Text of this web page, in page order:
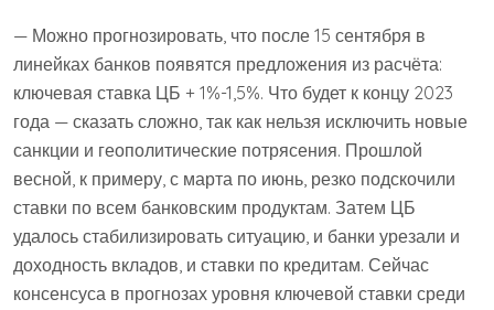
— Можно прогнозировать, что после 15 сентября в
линейках банков появятся предложения из расчёта:
ключевая ставка ЦБ + 1%-1,5%. Что будет к концу 2023
года — сказать сложно, так как нельзя исключить новые
санкции и геополитические потрясения. Прошлой
весной, к примеру, с марта по июнь, резко подскочили
ставки по всем банковским продуктам. Затем ЦБ
удалось стабилизировать ситуацию, и банки урезали и
доходность вкладов, и ставки по кредитам. Сейчас
консенсуса в прогнозах уровня ключевой ставки среди